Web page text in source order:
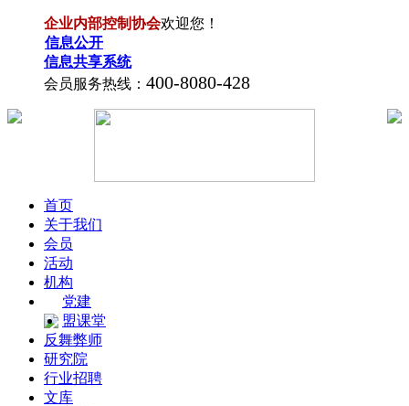
企业内部控制协会欢迎您！
信息公开
信息共享系统
会员服务热线： 400-8080-428
首页
关于我们
会员
活动
机构
党建
盟课堂
反舞弊师
研究院
行业招聘
文库